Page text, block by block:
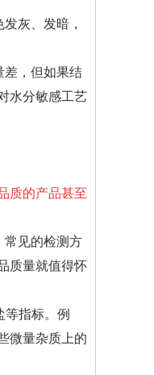
灰、发暗，
差，但如果结
水分敏感工艺
质的产品甚至
见的检测方
质量就值得怀
指标。例
微量杂质上的